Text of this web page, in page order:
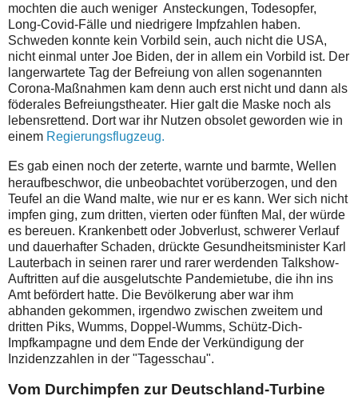
mochten die auch weniger Ansteckungen, Todesopfer,
Long-Covid-Fälle und niedrigere Impfzahlen haben.
Schweden konnte kein Vorbild sein, auch nicht die USA,
nicht einmal unter Joe Biden, der in allem ein Vorbild ist. Der
langerwartete Tag der Befreiung von allen sogenannten
Corona-Maßnahmen kam denn auch erst nicht und dann als
föderales Befreiungstheater. Hier galt die Maske noch als
lebensrettend. Dort war ihr Nutzen obsolet geworden wie in
einem Regierungsflugzeug.
Es gab einen noch der zeterte, warnte und barmte, Wellen
heraufbeschwor, die unbeobachtet vorüberzogen, und den
Teufel an die Wand malte, wie nur er es kann. Wer sich nicht
impfen ging, zum dritten, vierten oder fünften Mal, der würde
es bereuen. Krankenbett oder Jobverlust, schwerer Verlauf
und dauerhafter Schaden, drückte Gesundheitsminister Karl
Lauterbach in seinen rarer und rarer werdenden Talkshow-
Auftritten auf die ausgelutschte Pandemietube, die ihn ins
Amt befördert hatte. Die Bevölkerung aber war ihm
abhanden gekommen, irgendwo zwischen zweitem und
dritten Piks, Wumms, Doppel-Wumms, Schütz-Dich-
Impfkampagne und dem Ende der Verkündigung der
Inzidenzzahlen in der "Tagesschau".
Vom Durchimpfen zur Deutschland-Turbine